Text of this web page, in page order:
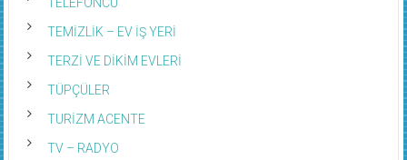
TELEFONCU
TEMİZLİK – EV İŞ YERİ
TERZİ VE DİKİM EVLERİ
TÜPÇÜLER
TURİZM ACENTE
TV – RADYO